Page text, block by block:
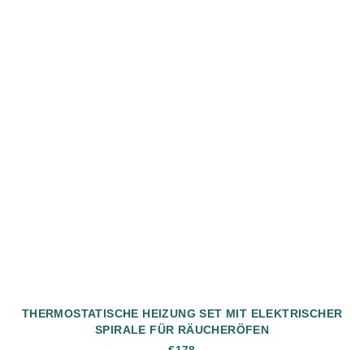
THERMOSTATISCHE HEIZUNG SET MIT ELEKTRISCHER
SPIRALE FÜR RÄUCHERÖFEN